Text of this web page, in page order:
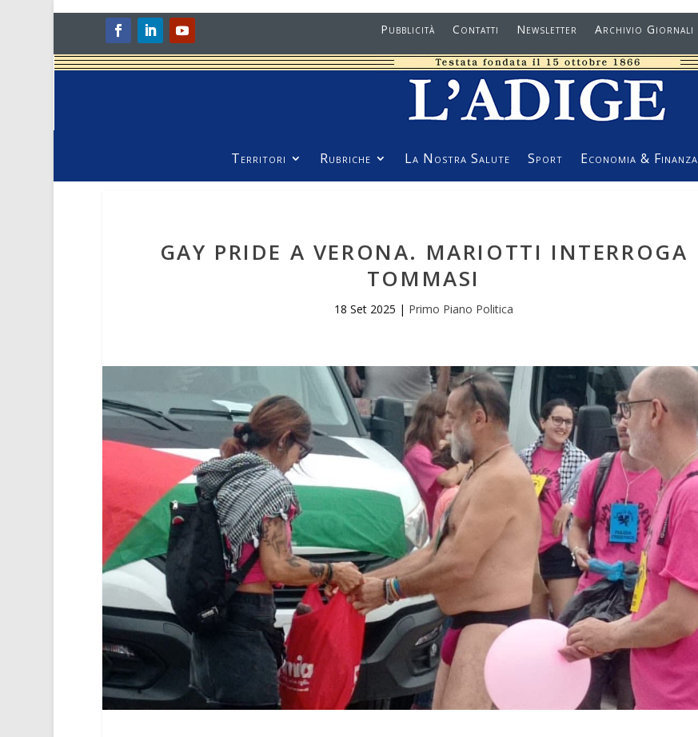
Pubblicità Contatti Newsletter Archivio Giornali
Territori Rubriche La Nostra Salute Sport Economia & Finanza
GAY PRIDE A VERONA. MARIOTTI INTERROGA
TOMMASI
18 Set 2025 | Primo Piano Politica